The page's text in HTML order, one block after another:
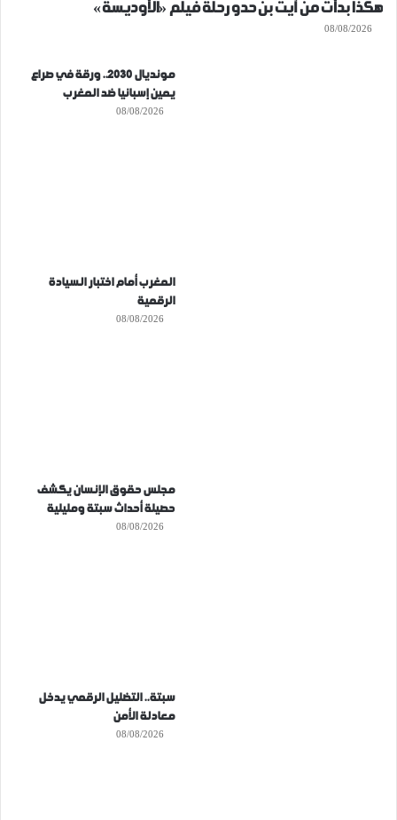
هكذا بدأت من آيت بن حدو رحلة فيلم «الأوديسة»
08/08/2026
مونديال 2030.. ورقة في صراع
يمين إسبانيا ضد المغرب
08/08/2026
المغرب أمام اختبار السيادة
الرقمية
08/08/2026
مجلس حقوق الإنسان يكشف
حصيلة أحداث سبتة ومليلية
08/08/2026
سبتة.. التضليل الرقمي يدخل
معادلة الأمن
08/08/2026